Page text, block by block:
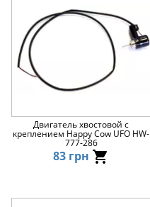
Двигатель хвостовой с
креплением Happy Cow UFO HW-
777-286
83 грн